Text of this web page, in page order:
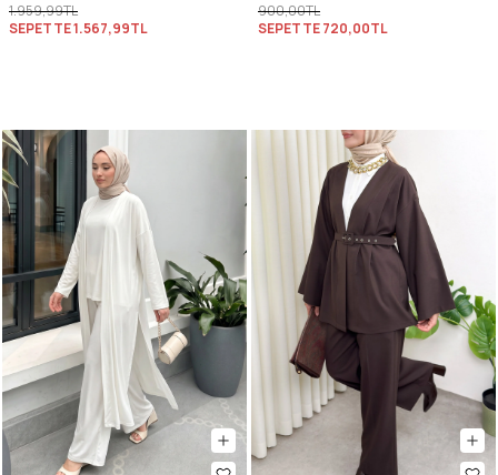
1.959,99TL
SEPETTE1.567,99TL
900,00TL
SEPETTE720,00TL